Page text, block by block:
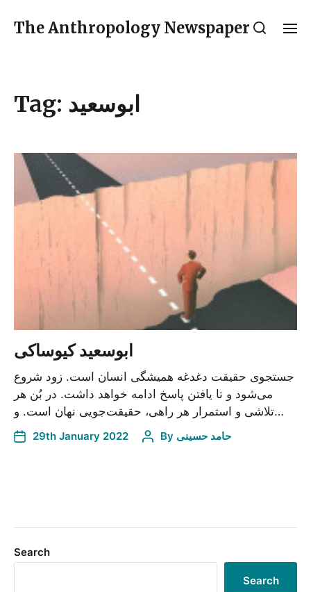
The Anthropology Newspaper
Tag: ابوسعید
ابوسعید کیوساکی
جستجوی حقیقت دغدغه همیشگی انسان است. زود شروع
می‌شود و تا یافتن پاسخ ادامه خواهد داشت. در بُن هر
تلاشی و استمرار هر راهی، حقیقت‌جویی نهان است. و…
29th January 2022 By حامد حسینی
Search
Search